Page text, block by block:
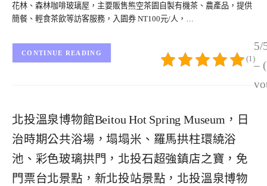
花林、森林咖啡玻璃屋，主要販售熊空茶園自製有機茶、農產品，提供
簡餐、輕食茶飲等訪客服務，入園券 NT100元/人，…
5/
–
(1)
CONTINUE READING
北投溫泉博物館Beitou Hot Spring Museum，日
治時期公共浴場，塌塌米、羅馬拱柱環繞浴
池、彩色玻璃拱門，北投石超強鎮店之寶，免
門票台北景點，新北投站景點，北投溫泉博物